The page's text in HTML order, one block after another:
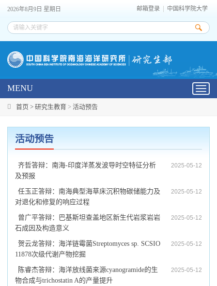
2026年8月9日 星期日 邮箱登录 中国科学院大学
MENU
首页 > 研究生教育 > 活动预告
活动预告
2025-05-12
齐哲答辩：南海-印度洋蒸发波导时空特征分析
及预报
2025-05-12
任玉正答辩：南海典型海草床沉积物碳储能力及
对退化和修复的响应过程
2025-05-12
曾广平答辩：巴基斯坦查盖地区新生代岩浆岩岩
石成因及构造意义
2025-05-12
贺云龙答辩：海洋链霉菌Streptomyces sp. SCSIO
11878次级代谢产物挖掘
2025-05-12
陈睿杰答辩：海洋放线菌来源cyanogramide的生
物合成与trichostatin A的产量提升